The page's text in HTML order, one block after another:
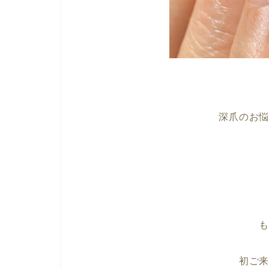
深爪のお
初ご